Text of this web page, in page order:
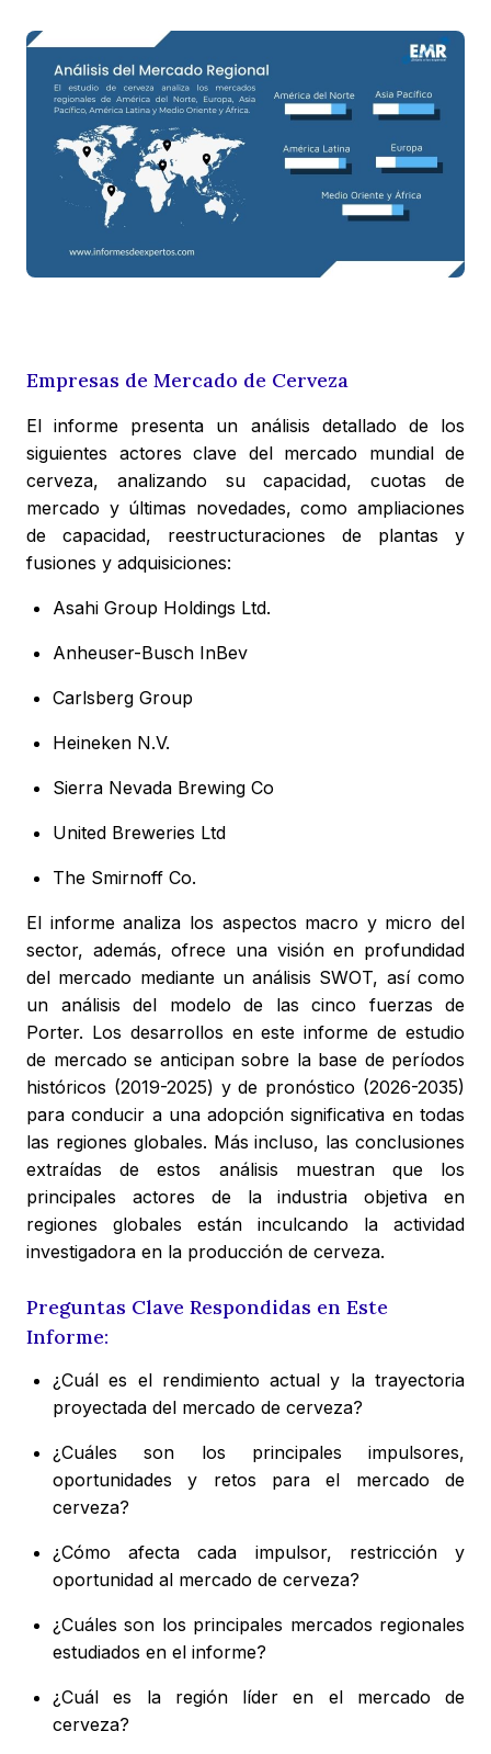
Empresas de Mercado de Cerveza
El informe presenta un análisis detallado de los
siguientes actores clave del mercado mundial de
cerveza, analizando su capacidad, cuotas de
mercado y últimas novedades, como ampliaciones
de capacidad, reestructuraciones de plantas y
fusiones y adquisiciones:
Asahi Group Holdings Ltd.
Anheuser-Busch InBev
Carlsberg Group
Heineken N.V.
Sierra Nevada Brewing Co
United Breweries Ltd
The Smirnoff Co.
El informe analiza los aspectos macro y micro del
sector, además, ofrece una visión en profundidad
del mercado mediante un análisis SWOT, así como
un análisis del modelo de las cinco fuerzas de
Porter. Los desarrollos en este informe de estudio
de mercado se anticipan sobre la base de períodos
históricos (2019-2025) y de pronóstico (2026-2035)
para conducir a una adopción significativa en todas
las regiones globales. Más incluso, las conclusiones
extraídas de estos análisis muestran que los
principales actores de la industria objetiva en
regiones globales están inculcando la actividad
investigadora en la producción de cerveza.
Preguntas Clave Respondidas en Este
Informe:
¿Cuál es el rendimiento actual y la trayectoria
proyectada del mercado de cerveza?
¿Cuáles son los principales impulsores,
oportunidades y retos para el mercado de
cerveza?
¿Cómo afecta cada impulsor, restricción y
oportunidad al mercado de cerveza?
¿Cuáles son los principales mercados regionales
estudiados en el informe?
¿Cuál es la región líder en el mercado de
cerveza?